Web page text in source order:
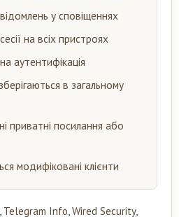
у сповіщеннях
на всіх пристроях
аутентифікація
в загальному
приватні посилання або
модифіковані клієнти
Info, Wired Security,